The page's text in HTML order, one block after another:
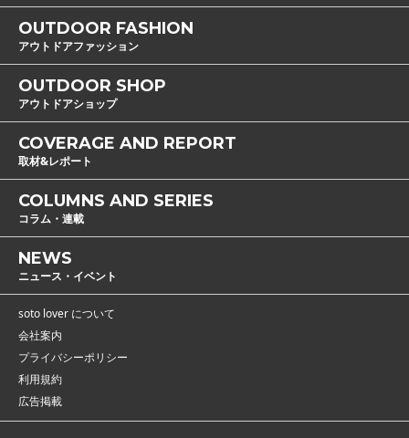
OUTDOOR FASHION
アウトドアファッション
OUTDOOR SHOP
アウトドアショップ
COVERAGE AND REPORT
取材&レポート
COLUMNS AND SERIES
コラム・連載
NEWS
ニュース・イベント
soto lover について
会社案内
プライバシーポリシー
利用規約
広告掲載